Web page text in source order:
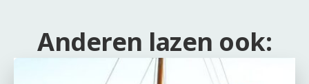
Anderen lazen ook: